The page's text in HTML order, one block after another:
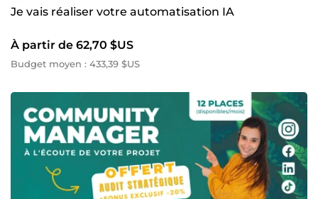
Je vais réaliser votre automatisation IA
À partir de 62,70 $US
Budget moyen : 433,39 $US